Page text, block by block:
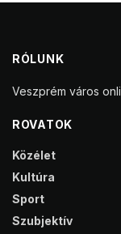
RÓLUNK
Veszprém város
ROVATOK
Közélet
Kultúra
Sport
Szubjektív